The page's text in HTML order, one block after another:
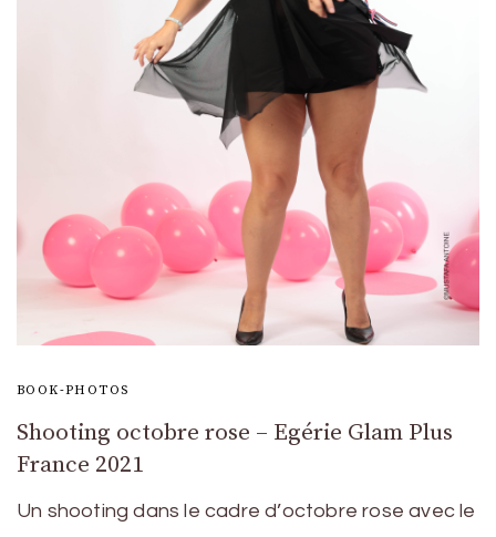
BOOK-PHOTOS
Shooting octobre rose – Egérie Glam Plus
France 2021
Un shooting dans le cadre d’octobre rose avec le